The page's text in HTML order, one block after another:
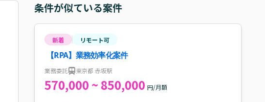
条件が似ている案件
新着 リモート可
【RPA】業務効率化案件
業務委託 東京都 赤坂駅
570,000 ~ 850,000 円/月額